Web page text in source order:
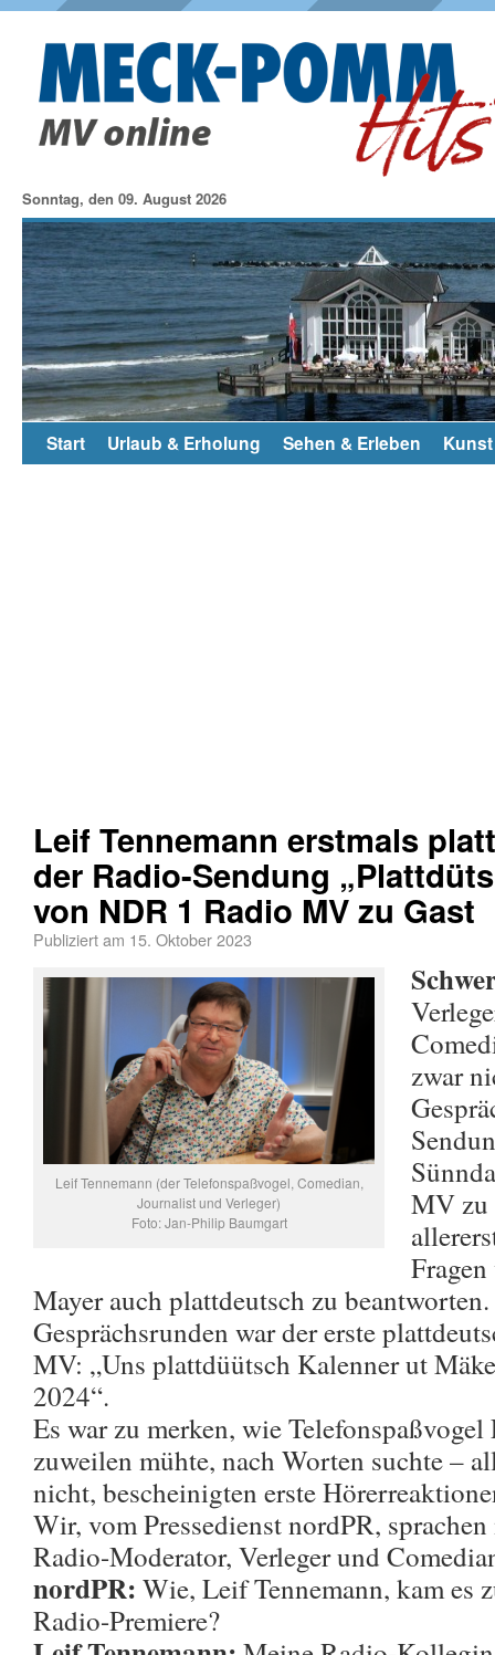
Sonntag, den 09. August 2026
Start Urlaub & Erholung Sehen & Erleben
Leif Tennemann erstmals
der Radio-Sendung
von NDR 1 Radio MV zu Gast
Publiziert am 15. Oktober 2023
Leif Tennemann (der Telefonspaßvogel, Comedian,
Journalist und Verleger)
Foto: Jan-Philip Baumgart
zwar
MV zu
Mayer auch plattdeutsch zu
Gesprächsrunden war der erste
MV: „Uns plattdüütsch Kalenner ut
2024“.
Es war zu merken, wie
zuweilen mühte, nach Worten suchte –
nicht, bescheinigten erste
Wir, vom Pressedienst nordPR,
Radio-Moderator, Verleger und
nordPR: Wie, Leif Tennemann, kam es
Radio-Premiere?